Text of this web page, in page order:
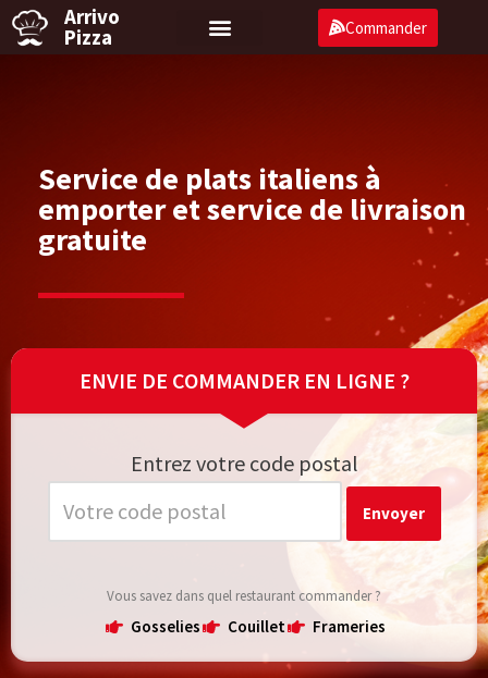
Arrivo
Pizza Commander
Service de plats italiens à
emporter et service de livraison
gratuite
ENVIE DE COMMANDER EN LIGNE ?
Entrez votre code postal
Vous savez dans quel restaurant commander ?
Gosselies Couillet Frameries